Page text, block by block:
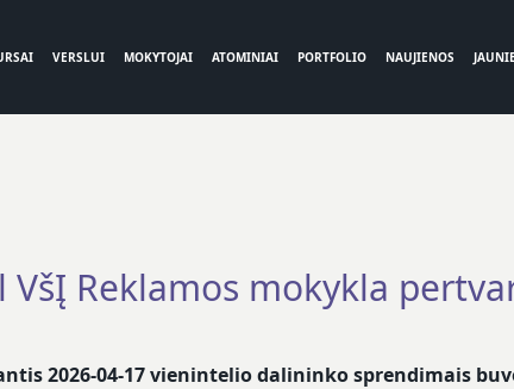
VERSLUI MOKYTOJAI ATOMINIAI PORTFOLIO NAUJIENOS
VšĮ Reklamos mokykla
2026-04-17vienintelio dalininko sprendimais